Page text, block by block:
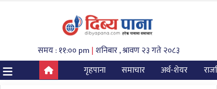
समय : ११:०० pm | शनिबार , श्रावण २३ गते २०८३
गृहपाना
समाचार अर्थ-शेयर